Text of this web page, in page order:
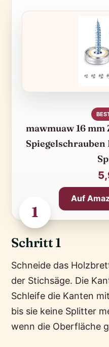
1
Schritt 1
Schneide das
der Stichsäge. Die
Schleife die Kanten
bis sie keine Splitter
wenn die Oberfläche
mawmuaw 16
Auf